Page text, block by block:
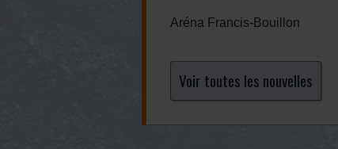
Aréna Francis-Bouillon
Voir toutes les nouvelles